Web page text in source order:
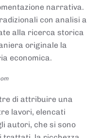
narrativa.
con analisi a
alla ricerca storica
originale la
economica.
di attribuire una
lavori, elencati
autori, che si sono